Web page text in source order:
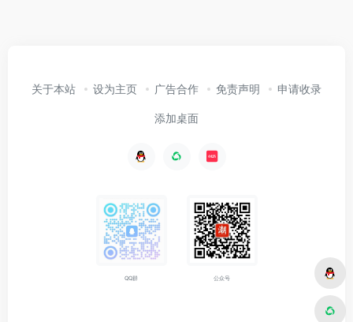
关于本站 设为主页 广告合作 免责声明 申请收录
添加桌面
QQ群 公众号